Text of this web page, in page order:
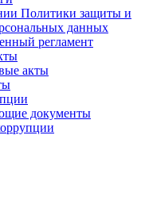
Политики защиты и
данных
регламент
акты
документы